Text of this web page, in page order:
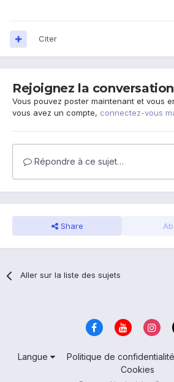
Citer
Rejoignez la conversation
Vous pouvez poster maintenant et vous
vous avez un compte, connectez-vous
Répondre à ce sujet…
Share
Aller sur la liste des sujets
Langue Politique de confidentialité
Cookies